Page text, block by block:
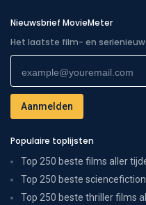
Nieuwsbrief MovieMeter
Het laatste film- en
Populaire toplijsten
Top 250 beste films aller
Top 250 beste
Top 250 beste thriller films